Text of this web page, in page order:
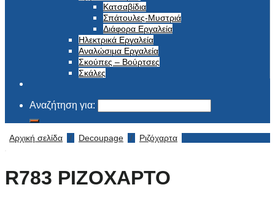
Κατσαβίδια
Σπάτουλες-Μυστριά
Διάφορα Εργαλεία
Ηλεκτρικά Εργαλεία
Αναλώσιμα Εργαλεία
Σκούπες – Βούρτσες
Σκάλες
Αναζήτηση για:
Αρχική σελίδα / Decoupage / Ριζόχαρτα
R783 ΡΙΖΟΧΑΡΤΟ